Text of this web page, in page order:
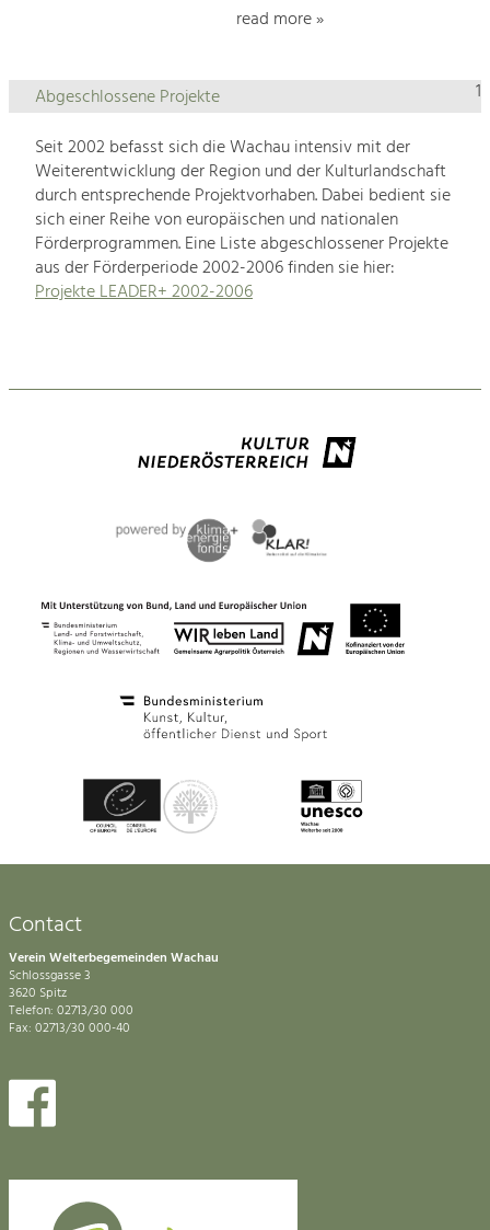
read more »
1
Abgeschlossene Projekte
Seit 2002 befasst sich die Wachau intensiv mit der
Weiterentwicklung der Region und der Kulturlandschaft
durch entsprechende Projektvorhaben. Dabei bedient sie
sich einer Reihe von europäischen und nationalen
Förderprogrammen. Eine Liste abgeschlossener Projekte
aus der Förderperiode 2002-2006 finden sie hier:
Projekte LEADER+ 2002-2006
Contact
Verein Welterbegemeinden Wachau
Schlossgasse 3
3620 Spitz
Telefon: 02713/30 000
Fax: 02713/30 000-40